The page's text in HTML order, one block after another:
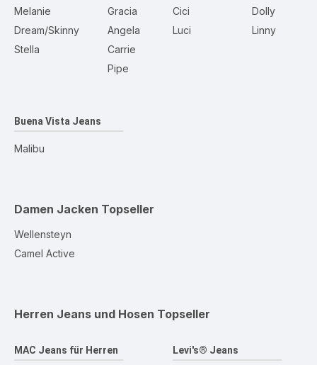
Melanie
Dream/Skinny
Stella
Gracia
Angela
Carrie
Pipe
Cici
Luci
Dolly
Linny
Buena Vista Jeans
Malibu
Damen Jacken Topseller
Wellensteyn
Camel Active
Herren Jeans und Hosen Topseller
MAC Jeans für Herren Levi's® Jeans